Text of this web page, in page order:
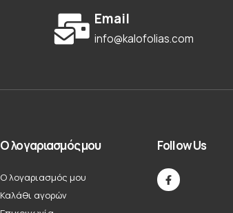
Email
info@kalofolias.com
Ο λογαριασμός μου
Ο λογαριασμός μου
Καλάθι αγορών
Follow Us